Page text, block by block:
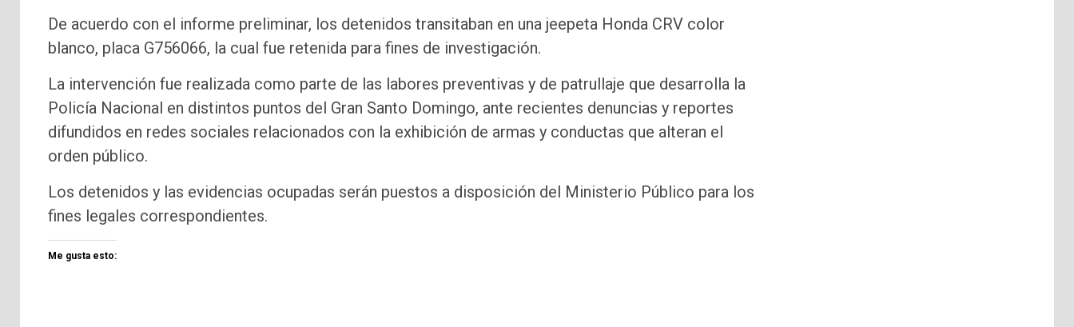
De acuerdo con el informe preliminar, los detenidos transitaban en una jeepeta Honda CRV color
blanco, placa G756066, la cual fue retenida para fines de investigación.
La intervención fue realizada como parte de las labores preventivas y de patrullaje que desarrolla la
Policía Nacional en distintos puntos del Gran Santo Domingo, ante recientes denuncias y reportes
difundidos en redes sociales relacionados con la exhibición de armas y conductas que alteran el
orden público.
Los detenidos y las evidencias ocupadas serán puestos a disposición del Ministerio Público para los
fines legales correspondientes.
Me gusta esto: